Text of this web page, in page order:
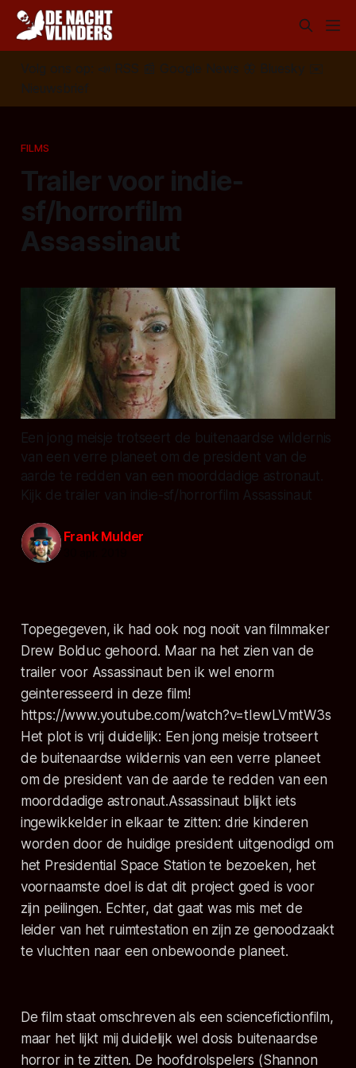
Volg ons op: 📣 RSS 📰 Google News 🦋 Bluesky
✉️
Nieuwsbrief
FILMS
Trailer voor indie-
sf/horrorfilm
Assassinaut
Een jong meisje trotseert de buitenaardse wildernis
van een verre planeet om de president van de
aarde te redden van een moorddadige astronaut.
Kijk de trailer van indie-sf/horrorfilm Assassinaut
Frank Mulder
Topegegeven, ik had ook nog nooit van filmmaker
Drew Bolduc gehoord. Maar na het zien van de
trailer voor Assassinautben ik wel enorm
geinteresseerd in deze film!
https://www.youtube.com/watch?v=tIewLVmtW3s
Het plot is vrij duidelijk: Een jong meisje trotseert
de buitenaardse wildernis van een verre planeet
om de president van de aarde te redden van een
moorddadige astronaut.Assassinaut blijkt iets
ingewikkelder in elkaar te zitten: drie kinderen
worden door de huidige president uitgenodigd om
het Presidential Space Station te bezoeken, het
voornaamste doel is dat dit project goed is voor
zijn peilingen. Echter, dat gaat was mis met de
leider van het ruimtestation en zijn ze genoodzaakt
te vluchten naar een onbewoonde planeet.
De film staat omschreven als een sciencefictionfilm,
maar het lijkt mij duidelijk wel dosis buitenaardse
horror in te zitten. De hoofdrolspelers (Shannon